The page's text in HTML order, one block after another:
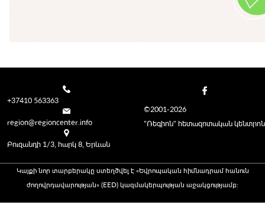
©2001-2026
"Ռեգիոն" հետազոտական կենտրոն
+37410 563363
region@regioncenter.info
Բուզանդի 1/3, հարկ 8, Երևան
Կայքի նոր տարբերակը ստեղծվել է «Եվրոպական հիմնադրամ հանուն
ժողովրդավարության» (EED) կազմակերպության աջակցությամբ։